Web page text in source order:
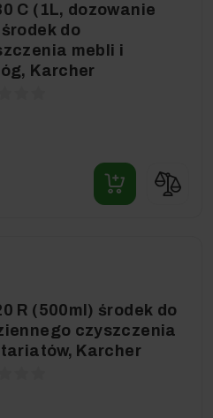
C (1L, dozowanie
do
mebli i
Karcher
R (500ml) środek do
czyszczenia
Karcher